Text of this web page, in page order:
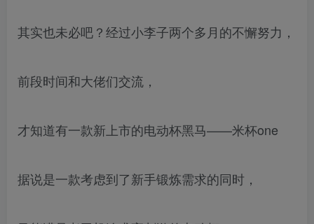
其实也未必吧？经过小李子两个多月的不懈努力，
前段时间和大佬们交流，
才知道有一款新上市的电动杯黑马——米杯one
据说是一款考虑到了新手锻炼需求的同时，